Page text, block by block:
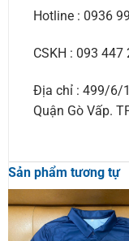
Hotline : 0936
CSKH : 093
Địa chỉ : 499/6/
Quận Gò Vấp.
Sản phẩm tương tự